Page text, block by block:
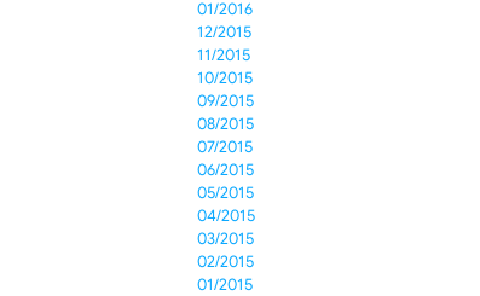
01/2016
12/2015
11/2015
10/2015
09/2015
08/2015
07/2015
06/2015
05/2015
04/2015
03/2015
02/2015
01/2015